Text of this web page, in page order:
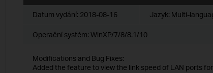
Datum vydání: 2018-08-16 Jazyk: Multi-
Operační systém: WinXP/7/8/8.1/10
Modifications and Bug Fixes:
Added the feature to view the link speed of LAN ports